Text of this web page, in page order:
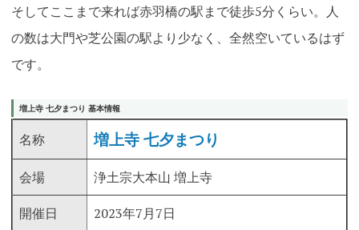
そしてここまで来れば赤羽橋の駅まで徒歩5分くらい。人
の数は大門や芝公園の駅より少なく、全然空いているはず
です。
増上寺 七夕まつり 基本情報
名称 増上寺 七夕まつり
会場 浄土宗大本山 増上寺
開催日 2023年7月7日